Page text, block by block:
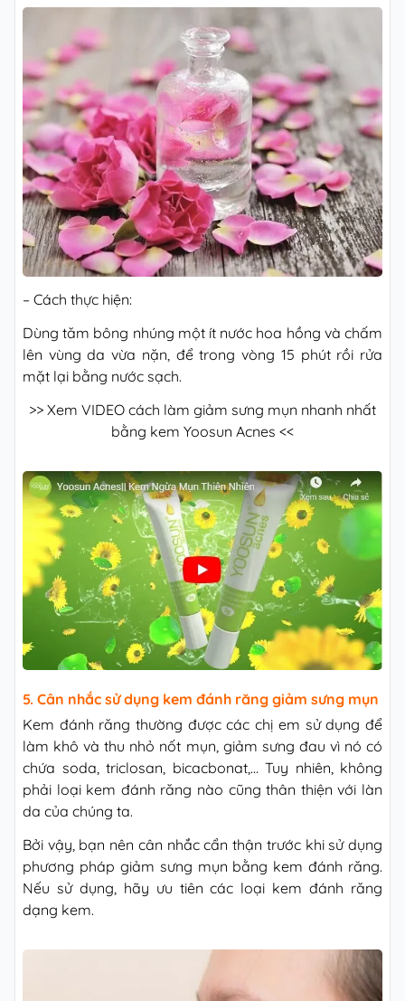
– Cách thực hiện:
Dùng tăm bông nhúng một ít nước hoa hồng và chấm
lên vùng da vừa nặn, để trong vòng 15 phút rồi rửa
mặt lại bằng nước sạch.
>> Xem VIDEO cách làm giảm sưng mụn nhanh nhất
bằng kem Yoosun Acnes <<
5. Cân nhắc sử dụng kem đánh răng giảm sưng mụn
Kem đánh răng thường được các chị em sử dụng để
làm khô và thu nhỏ nốt mụn, giảm sưng đau vì nó có
chứa soda, triclosan, bicacbonat,… Tuy nhiên, không
phải loại kem đánh răng nào cũng thân thiện với làn
da của chúng ta.
Bởi vậy, bạn nên cân nhắc cẩn thận trước khi sử dụng
phương pháp giảm sưng mụn bằng kem đánh răng.
Nếu sử dụng, hãy ưu tiên các loại kem đánh răng
dạng kem.